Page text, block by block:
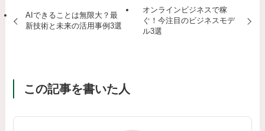
AIできることは無限大？最
新技術と未来の活用事例3選
オンラインビジネスで稼
ぐ！今注目のビジネスモデ
ル3選
この記事を書いた人